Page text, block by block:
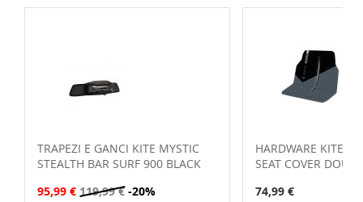
TRAPEZI E GANCI KITE MYSTIC
STEALTH BAR SURF 900 BLACK
95,99 € 119,99 € -20%
HARDWARE KITE
SEAT COVER
74,99 €